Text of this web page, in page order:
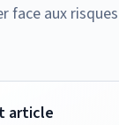
face aux
article